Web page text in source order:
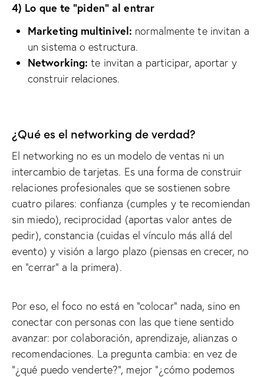
4) Lo que te “piden” al entrar
Marketing multinivel: normalmente te invitan a
un sistema o estructura.
Networking: te invitan a participar, aportar y
construir relaciones.
¿Qué es el networking de verdad?
El networking no es un modelo de ventas ni un
intercambio de tarjetas. Es una forma de construir
relaciones profesionales que se sostienen sobre
cuatro pilares: confianza (cumples y te recomiendan
sin miedo), reciprocidad (aportas valor antes de
pedir), constancia (cuidas el vínculo más allá del
evento) y visión a largo plazo (piensas en crecer, no
en “cerrar” a la primera).
Por eso, el foco no está en “colocar” nada, sino en
conectar con personas con las que tiene sentido
avanzar: por colaboración, aprendizaje, alianzas o
recomendaciones. La pregunta cambia: en vez de
“¿qué puedo venderte?”, mejor “¿cómo podemos